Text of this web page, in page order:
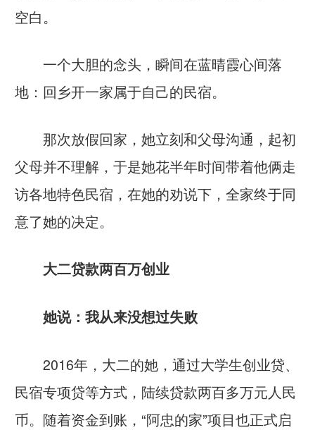
空白。
一个大胆的念头，瞬间在蓝晴霞心间落
地：回乡开一家属于自己的民宿。
那次放假回家，她立刻和父母沟通，起初
父母并不理解，于是她花半年时间带着他俩走
访各地特色民宿，在她的劝说下，全家终于同
意了她的决定。
大二贷款两百万创业
她说：我从来没想过失败
2016年，大二的她，通过大学生创业贷、
民宿专项贷等方式，陆续贷款两百多万元人民
币。随着资金到账，“阿忠的家”项目也正式启